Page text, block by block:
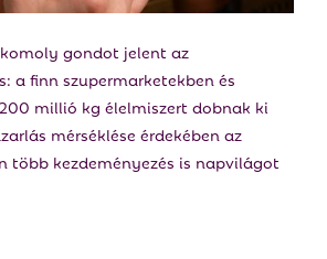
gondot jelent az
a finn szupermarketekben és
millió kg élelmiszert dobnak ki
mérséklése érdekében az
több kezdeményezés is napvilágot